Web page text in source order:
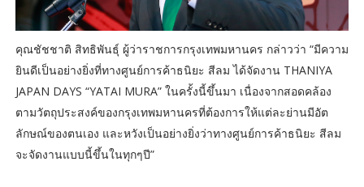
คุณชัชชาติ สิทธิพันธุ์ ผู้ว่าราชการกรุงเทพมหานคร กล่าวว่า “มีความ
ยินดีเป็นอย่างยิ่งที่ทางศูนย์การค้าธนิยะ สีลม ได้จัดงาน THANIYA
JAPAN DAYS “YATAI MURA” ในครั้งนี้ขึ้นมา เนื่องจากสอดคล้อง
ตามวัตถุประสงค์ของกรุงเทพมหานครที่ต้องการให้แต่ละย่านมีอัต
ลักษณ์ของตนเอง และหวังเป็นอย่างยิ่งว่าทางศูนย์การค้าธนิยะ สีลม
จะจัดงานแบบนี้ขึ้นในทุกๆปี”